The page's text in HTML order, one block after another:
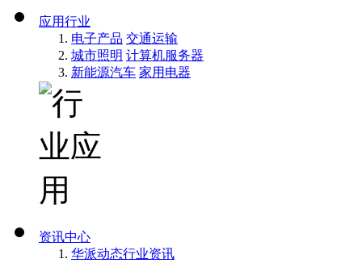
应用行业
电子产品 交通运输
城市照明 计算机服务器
新能源汽车 家用电器
资讯中心
华派动态行业资讯